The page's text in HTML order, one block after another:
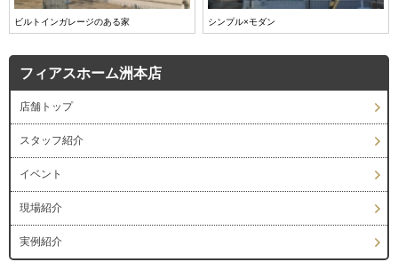
ビルトインガレージのある家 シンプル×モダン
フィアスホーム洲本店
店舗トップ
スタッフ紹介
イベント
現場紹介
実例紹介